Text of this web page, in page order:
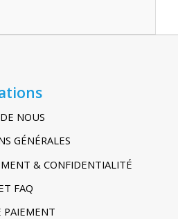
NOUS
GÉNÉRALES
& CONFIDENTIALITÉ
FAQ
PAIEMENT